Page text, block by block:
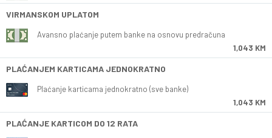
VIRMANSKOM UPLATOM
Avansno plaćanje putem banke na osnovu predračuna
1,043 KM
PLAĆANJEM KARTICAMA JEDNOKRATNO
Plaćanje karticama jednokratno (sve banke)
1,043 KM
PLAĆANJE KARTICOM DO 12 RATA